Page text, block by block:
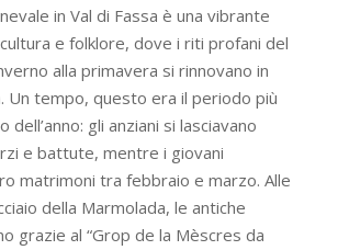
in Val di Fassa è una vibrante
e folklore, dove i riti profani del
alla primavera si rinnovano in
Un tempo, questo era il periodo più
gli anziani si lasciavano
e battute, mentre i giovani
matrimoni tra febbraio e marzo. Alle
della Marmolada, le antiche
grazie al “Grop de la Mèscres da